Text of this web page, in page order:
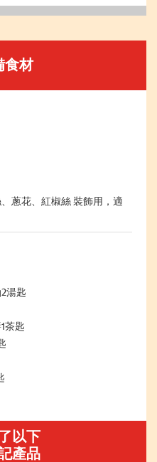
食材
蔥花、紅椒絲 裝飾用，適
湯匙
茶匙
以下
產品